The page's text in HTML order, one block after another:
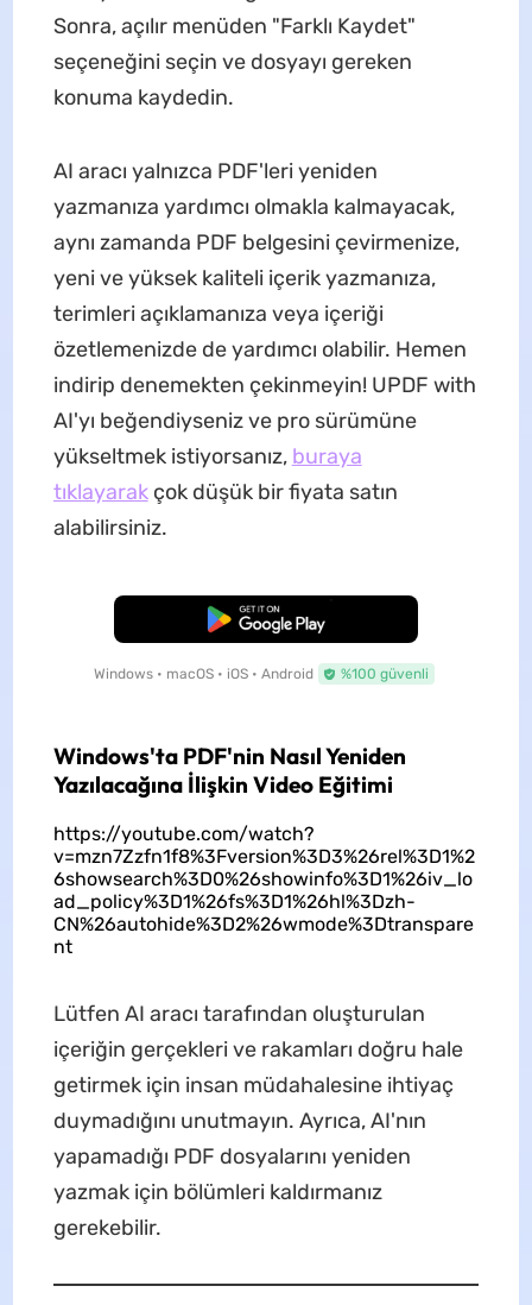
Sonra, açılır menüden "Farklı Kaydet"
seçeneğini seçin ve dosyayı gereken
konuma kaydedin.
AI aracı yalnızca PDF'leri yeniden
yazmanıza yardımcı olmakla kalmayacak,
aynı zamanda PDF belgesini çevirmenize,
yeni ve yüksek kaliteli içerik yazmanıza,
terimleri açıklamanıza veya içeriği
özetlemenizde de yardımcı olabilir. Hemen
indirip denemekten çekinmeyin! UPDF with
AI'yı beğendiyseniz ve pro sürümüne
yükseltmek istiyorsanız, buraya
tıklayarakçok düşük bir fiyata satın
alabilirsiniz.
Ücretsiz İndirme
Windows • macOS • iOS • Android %100 güvenli
Windows'ta PDF'nin Nasıl Yeniden
Yazılacağına İlişkin Video Eğitimi
https://youtube.com/watch?
v=mzn7Zzfn1f8%3Fversion%3D3%26rel%3D1%2
6showsearch%3D0%26showinfo%3D1%26iv_lo
ad_policy%3D1%26fs%3D1%26hl%3Dzh-
CN%26autohide%3D2%26wmode%3Dtranspare
nt
Lütfen AI aracı tarafından oluşturulan
içeriğin gerçekleri ve rakamları doğru hale
getirmek için insan müdahalesine ihtiyaç
duymadığını unutmayın. Ayrıca, AI'nın
yapamadığı PDF dosyalarını yeniden
yazmak için bölümleri kaldırmanız
gerekebilir.